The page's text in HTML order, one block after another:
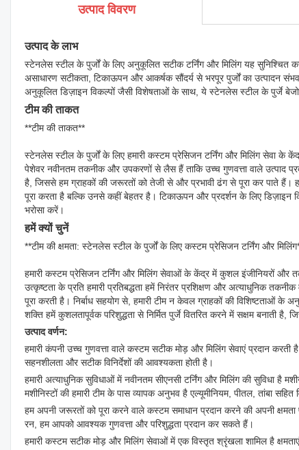
उत्पाद विवरण
उत्पाद के लाभ
स्टेनलेस स्टील के पुर्जों के लिए अनुकूलित सटीक टर्निंग और मिलिंग यह सुनिश्चित
असाधारण सटीकता, टिकाऊपन और आकर्षक सौंदर्य से भरपूर पुर्जों का उत्पादन
अनुकूलित डिज़ाइन विकल्पों जैसी विशेषताओं के साथ, ये स्टेनलेस स्टील के पुर्जे
टीम की ताकत
**टीम की ताकत**
स्टेनलेस स्टील के पुर्जों के लिए हमारी कस्टम प्रेसिजन टर्निंग और मिलिंग सेवा के
पेशेवर नवीनतम तकनीक और उपकरणों से लैस हैं ताकि उच्च गुणवत्ता वाले उत्पाद
है, जिससे हम ग्राहकों की जरूरतों को तेजी से और प्रभावी ढंग से पूरा कर पाते हैं।
पूरा करता है बल्कि उनसे कहीं बेहतर है। टिकाऊपन और प्रदर्शन के लिए डिज़ाइन
भरोसा करें।
हमें क्यों चुनें
**टीम की क्षमता: स्टेनलेस स्टील के पुर्जों के लिए कस्टम प्रेसिजन टर्निंग और
हमारी कस्टम प्रेसिजन टर्निंग और मिलिंग सेवाओं के केंद्र में कुशल इंजीनियरों और
उत्कृष्टता के प्रति हमारी प्रतिबद्धता हमें निरंतर प्रशिक्षण और अत्याधुनिक
पूरा करती है। निर्बाध सहयोग से, हमारी टीम न केवल ग्राहकों की विशिष्टताओं के
शक्ति हमें कुशलतापूर्वक परिशुद्धता से निर्मित पुर्जे वितरित करने में सक्षम
उत्पाद वर्णन:
हमारी कंपनी उच्च गुणवत्ता वाले कस्टम सटीक मोड़ और मिलिंग सेवाएं प्रदान
सहनशीलता और सटीक विनिर्देशों की आवश्यकता होती है।
हमारी अत्याधुनिक सुविधाओं में नवीनतम सीएनसी टर्निंग और मिलिंग की सुविधा
मशीनिस्टों की हमारी टीम के पास व्यापक अनुभव है एल्यूमीनियम, पीतल, तांबा
हम अपनी जरूरतों को पूरा करने वाले कस्टम समाधान प्रदान करने की अपनी
रन, हम आपको आवश्यक गुणवत्ता और परिशुद्धता प्रदान कर सकते हैं।
हमारी कस्टम सटीक मोड़ और मिलिंग सेवाओं में एक विस्तृत श्रृंखला शामिल है